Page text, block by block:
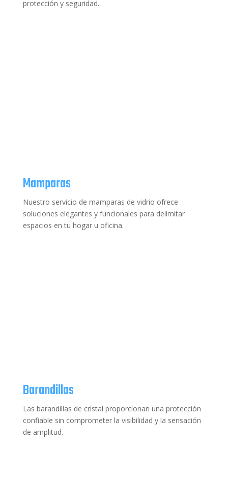
protección y seguridad.
Mamparas
Nuestro servicio de mamparas de vidrio ofrece
soluciones elegantes y funcionales para delimitar
espacios en tu hogar u oficina.
Barandillas
Las barandillas de cristal proporcionan una protección
confiable sin comprometer la visibilidad y la sensación
de amplitud.